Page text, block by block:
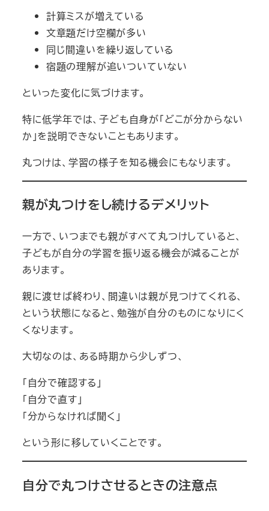
計算ミスが増えている
文章題だけ空欄が多い
同じ間違いを繰り返している
宿題の理解が追いついていない
といった変化に気づけます。
特に低学年では、子ども自身が「どこが分からない
か」を説明できないこともあります。
丸つけは、学習の様子を知る機会にもなります。
親が丸つけをし続けるデメリット
一方で、いつまでも親がすべて丸つけしていると、
子どもが自分の学習を振り返る機会が減ることが
あります。
親に渡せば終わり、間違いは親が見つけてくれる、
という状態になると、勉強が自分のものになりにく
くなります。
大切なのは、ある時期から少しずつ、
「自分で確認する」
「自分で直す」
「分からなければ聞く」
という形に移していくことです。
自分で丸つけさせるときの注意点